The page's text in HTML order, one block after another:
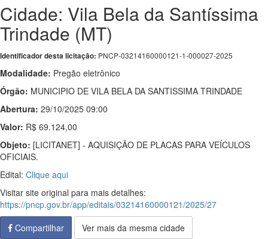
Cidade: Vila Bela da Santíssima
Trindade (MT)
Identificador desta licitação: PNCP-03214160000121-1-000027-2025
Modalidade: Pregão eletrônico
Órgão: MUNICIPIO DE VILA BELA DA SANTISSIMA TRINDADE
Abertura: 29/10/2025 09:00
Valor: R$ 69.124,00
Objeto: [LICITANET] - AQUISIÇÃO DE PLACAS PARA VEÍCULOS
OFICIAIS.
Edital: Clique aqui
Visitar site original para mais detalhes:
https://pncp.gov.br/app/editais/03214160000121/2025/27
Compartilhar
Ver mais da mesma cidade